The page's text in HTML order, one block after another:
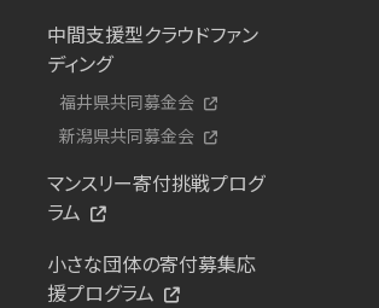
中間支援型クラウドファン
ディング
福井県共同募金会
新潟県共同募金会
マンスリー寄付挑戦プログ
ラム
小さな団体の寄付募集応
援プログラム